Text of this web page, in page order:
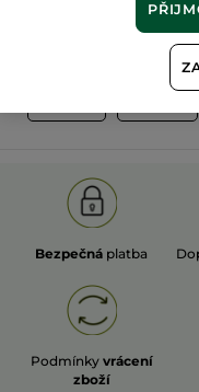
Zobrazit
NEHTY
Bezpečná platba
Podmínky vrácení
zboží